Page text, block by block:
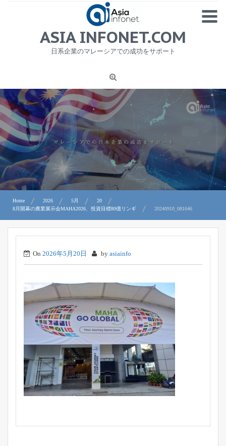
MENU
1
ニュース
労務サービス
プライバシーポリシー及び著作権について
お問合せ
ASIA INFONET.COM
日系企業のマレーシアでの成功をサポート
Home 2026 5月
20
8月開幕の農業展示会MAHA2026、投資目標80億リンギ
20240910_081646
On 2026年5月20日 by asiainfo